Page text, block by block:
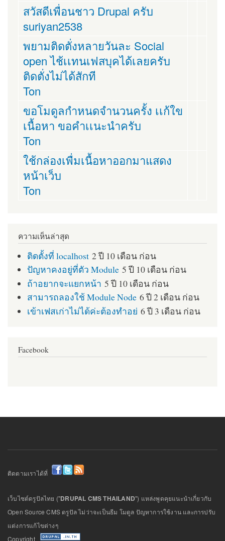
สวัสดีเพื่อนชาว Drupal ครับ
suriyan2538
พยามติดตั่งหลายวันละ Social
open ไช้เเทนเฟสบุคได้เลยครับ
ติดตั่งไม่ได้สักที
Ton
ขอโมดูลกำหนดจำนวนครั้ง เเก้ใข
เนื้อหา ขอคำเเนะนำครับ
Ton
ใช้กล่องเพื่มเนื้อหาออกมาแสดง
หน้าเว็บ
Ton
ความเห็นล่าสุด
ติดตั้งที่ localhost 2 ปี 10 เดือน ก่อน
ปัญหาคงอยู่ที่ตัว Module 5 ปี 10 เดือน ก่อน
ถ้าอยากจะแยกหน้า 5 ปี 10 เดือน ก่อน
สามารถลองใช้ Module Node 6 ปี 2 เดือน ก่อน
เข้าเฟสเก่าไม่ได้ค่ะต้องทำอย่ 6 ปี 3 เดือน ก่อน
Facebook
ติดตามเราได้ที่
เว็บไซต์ดรูปัลไทย ("DRUPAL CMS THAILAND") แหล่งพูดคุยแนะนำเกี่ยวกับ
Open Source CMS ดรูปัล ไม่ว่าจะเป็นธีม โมดูล ปัญหาการใช้งาน และการปรับ
แต่งการแก้ไขต่างๆ
Copyright